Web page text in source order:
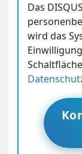
Das
wird das